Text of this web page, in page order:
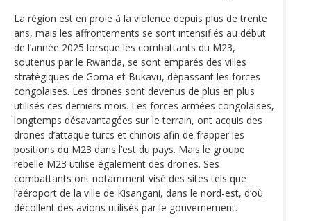
La région est en proie à la violence depuis plus de trente
ans, mais les affrontements se sont intensifiés au début
de l’année 2025 lorsque les combattants du M23,
soutenus par le Rwanda, se sont emparés des villes
stratégiques de Goma et Bukavu, dépassant les forces
congolaises. Les drones sont devenus de plus en plus
utilisés ces derniers mois. Les forces armées congolaises,
longtemps désavantagées sur le terrain, ont acquis des
drones d’attaque turcs et chinois afin de frapper les
positions du M23 dans l’est du pays. Mais le groupe
rebelle M23 utilise également des drones. Ses
combattants ont notamment visé des sites tels que
l’aéroport de la ville de Kisangani, dans le nord-est, d’où
décollent des avions utilisés par le gouvernement.